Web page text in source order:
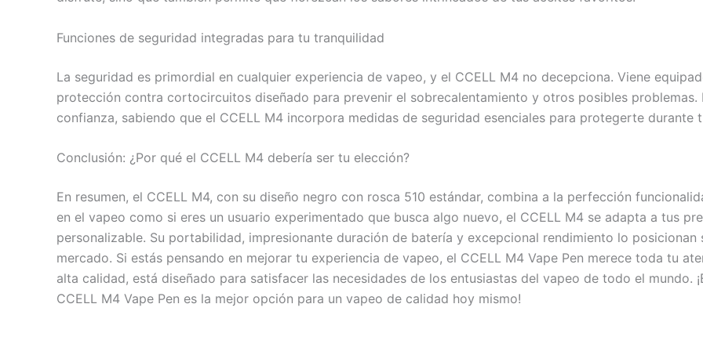
Funciones de seguridad integradas para tu tranquilidad
La seguridad es primordial en cualquier experiencia de vapeo, y el CCELL M4 no decepciona. Viene
protección contra cortocircuitos diseñado para prevenir el sobrecalentamiento y otros posibles
confianza, sabiendo que el CCELL M4 incorpora medidas de seguridad esenciales para protegerte durante
Conclusión: ¿Por qué el CCELL M4 debería ser tu elección?
En resumen, el CCELL M4, con su diseño negro con rosca 510 estándar, combina a la perfección
en el vapeo como si eres un usuario experimentado que busca algo nuevo, el CCELL M4 se adapta a tus
personalizable. Su portabilidad, impresionante duración de batería y excepcional rendimiento lo
mercado. Si estás pensando en mejorar tu experiencia de vapeo, el CCELL M4 Vape Pen merece toda tu
alta calidad, está diseñado para satisfacer las necesidades de los entusiastas del vapeo de todo el mundo.
CCELL M4 Vape Pen es la mejor opción para un vapeo de calidad hoy mismo!